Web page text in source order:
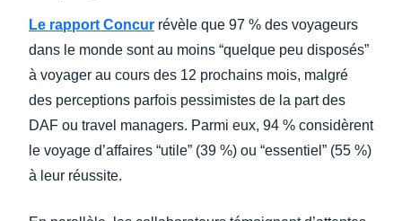
Le rapport Concur révèle que 97 % des voyageurs
dans le monde sont au moins “quelque peu disposés”
à voyager au cours des 12 prochains mois, malgré
des perceptions parfois pessimistes de la part des
DAF ou travel managers. Parmi eux, 94 % considèrent
le voyage d’affaires “utile” (39 %) ou “essentiel” (55 %)
à leur réussite.